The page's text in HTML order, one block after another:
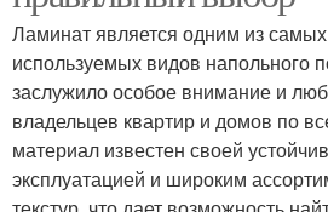
Ламинат является одним из
используемых видов напольного
заслужило особое внимание и
владельцев квартир и домов по
материал известен своей
эксплуатацией и широким